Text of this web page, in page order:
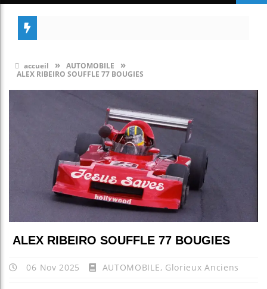
accueil » AUTOMOBILE »
ALEX RIBEIRO SOUFFLE 77 BOUGIES
ALEX RIBEIRO SOUFFLE 77 BOUGIES
06 Nov 2025 AUTOMOBILE, Glorieux Anciens